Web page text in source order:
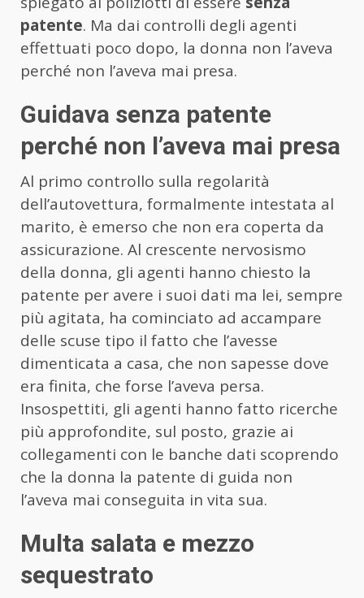
patente. Ma dai controlli degli agenti
effettuati poco dopo, la donna non l’aveva
perché non l’aveva mai presa.
Guidava senza patente
perché non l’aveva mai presa
Al primo controllo sulla regolarità
dell’autovettura, formalmente intestata al
marito, è emerso che non era coperta da
assicurazione. Al crescente nervosismo
della donna, gli agenti hanno chiesto la
patente per avere i suoi dati ma lei, sempre
più agitata, ha cominciato ad accampare
delle scuse tipo il fatto che l’avesse
dimenticata a casa, che non sapesse dove
era finita, che forse l’aveva persa.
Insospettiti, gli agenti hanno fatto ricerche
più approfondite, sul posto, grazie ai
collegamenti con le banche dati scoprendo
che la donna la patente di guida non
l’aveva mai conseguita in vita sua.
Multa salata e mezzo
sequestrato